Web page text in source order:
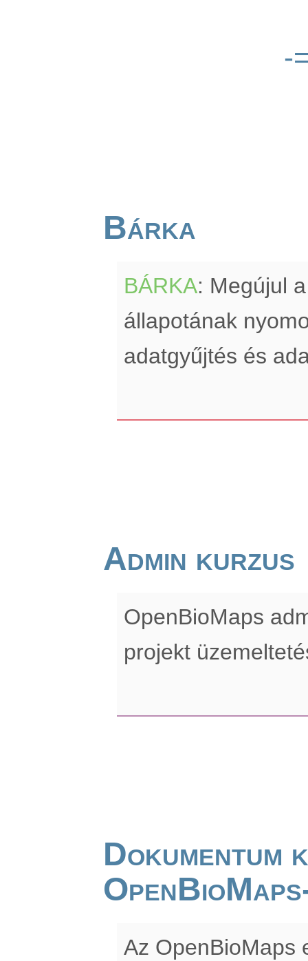
-
Bárka
BÁRKA: Megújul
állapotának
adatgyűjtés és
Admin kurzus
OpenBioMaps
projekt
Dokumentum
Az OpenBioMaps